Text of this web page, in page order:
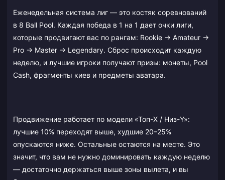
Еженедельная система лиг — это костяк соревнований
в 8 Ball Pool. Каждая победа в 1 на 1 дает очки лиги,
которые продвигают вас по рангам: Rookie → Amateur →
Pro → Master → Legendary. Сброс происходит каждую
неделю, и лучшие игроки получают призы: монеты, Pool
Cash, фрагменты киев и предметы аватара.
Продвижение работает по модели «Топ-X / Низ-Y»:
лучшие 10% переходят выше, худшие 20–25%
опускаются ниже. Остальные остаются на месте. Это
значит, что вам не нужно доминировать каждую неделю
— достаточно держаться выше зоны вылета, и вы